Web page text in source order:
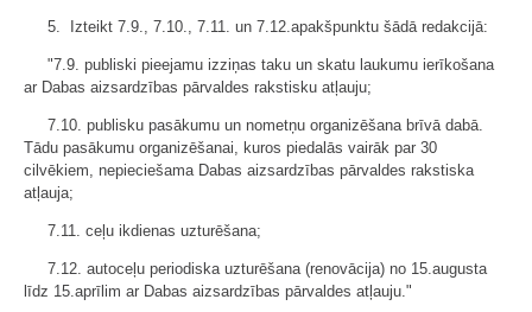
5. Izteikt 7.9., 7.10., 7.11. un 7.12.apakšpunktu šādā redakcijā:
"7.9. publiski pieejamu izziņas taku un skatu laukumu ierīkošana
ar Dabas aizsardzības pārvaldes rakstisku atļauju;
7.10. publisku pasākumu un nometņu organizēšana brīvā dabā.
Tādu pasākumu organizēšanai, kuros piedalās vairāk par 30
cilvēkiem, nepieciešama Dabas aizsardzības pārvaldes rakstiska
atļauja;
7.11. ceļu ikdienas uzturēšana;
7.12. autoceļu periodiska uzturēšana (renovācija) no 15.augusta
līdz 15.aprīlim ar Dabas aizsardzības pārvaldes atļauju."